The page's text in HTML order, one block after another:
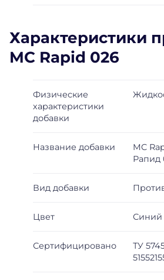
Характеристики
MC Rapid 026
Физические
характеристики
добавки
Название добавки
MC
Рапид
Вид добавки
Цвет Синий
Сертифицировано
ТУ